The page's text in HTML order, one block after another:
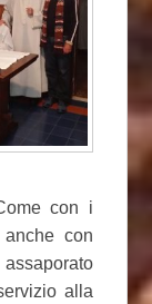
con i
con
alla